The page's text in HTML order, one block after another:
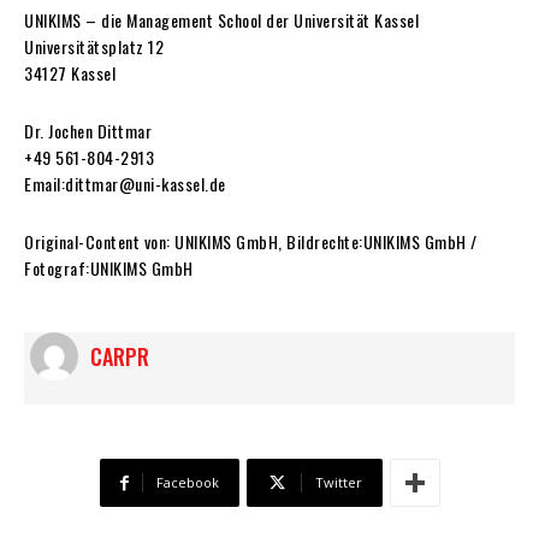
UNIKIMS – die Management School der Universität Kassel
Universitätsplatz 12
34127 Kassel
Dr. Jochen Dittmar
+49 561-804-2913
Email:dittmar@uni-kassel.de
Original-Content von: UNIKIMS GmbH, Bildrechte:UNIKIMS GmbH /
Fotograf:UNIKIMS GmbH
CARPR
Facebook Twitter